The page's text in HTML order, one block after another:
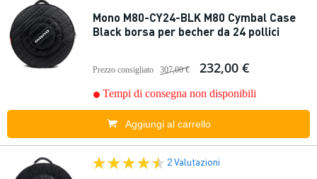
Mono M80-CY24-BLK M80 Cymbal Case
Black borsa per becher da 24 pollici
Prezzo consigliato 307,00 € 232,00 €
Tempi di consegna non disponibili
Aggiungi al carrello
2 Valutazioni